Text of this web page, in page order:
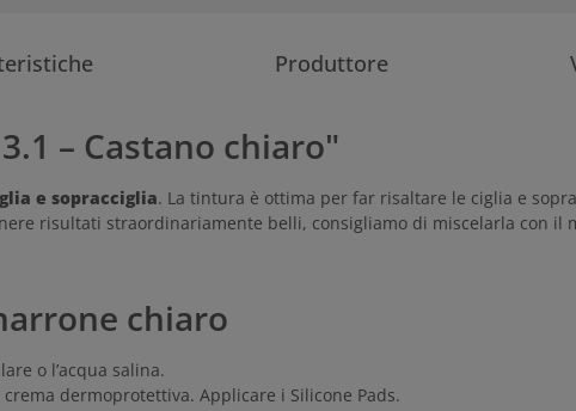
Produttore
– Castano chiaro"
e sopracciglia. La tintura è ottima per far risaltare le ciglia e
risultati straordinariamente belli, consigliamo di miscelarla con il
chiaro
o l’acqua salina.
dermoprotettiva. Applicare i Silicone Pads.